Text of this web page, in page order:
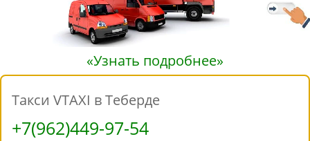
«Узнать подробнее»
Такси VTAXI в Теберде
+7(962)449-97-54